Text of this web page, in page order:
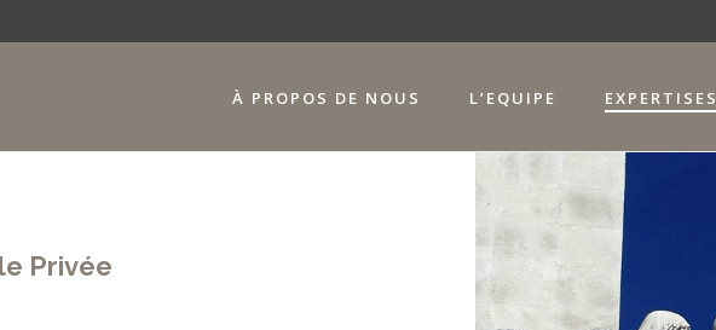
À PROPOS DE NOUS L’EQUIPE EXPERTISES
Privée